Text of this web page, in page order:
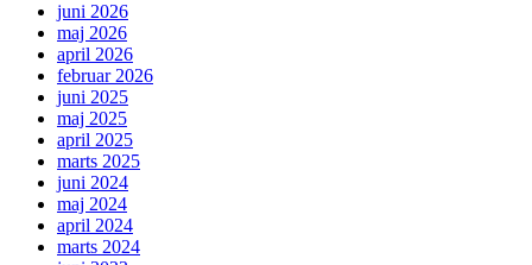
juni 2026
maj 2026
april 2026
februar 2026
juni 2025
maj 2025
april 2025
marts 2025
juni 2024
maj 2024
april 2024
marts 2024